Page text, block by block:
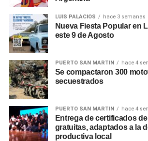
0 0
LUIS PALACIOS hace 3 semanas
Nueva Fiesta Popular en
este 9 de Agosto
PUERTO SAN MARTIN hace 4
Se compactaron 300
secuestrados
PUERTO SAN MARTIN hace 4
Entrega de certificados
gratuitas, adaptados a la
productiva local